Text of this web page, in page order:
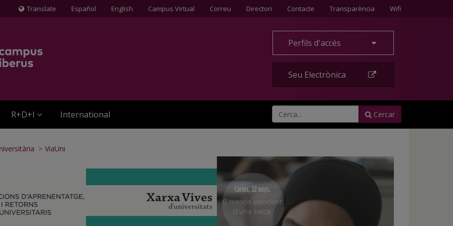
Icona
Translate Español English Campus Virtual Correu Directori Contacte
Contacte Transparència Wifi
Perfils d'accés
Seu Electrònica
R+D+I International Cercar
> ViaUni